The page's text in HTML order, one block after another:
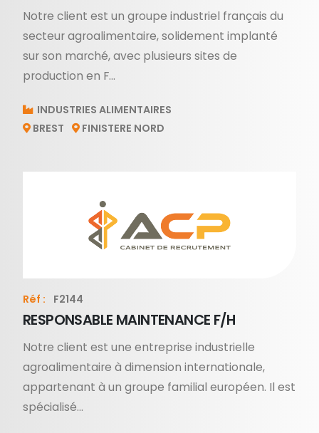
Notre client est un groupe industriel français du
secteur agroalimentaire, solidement implanté
sur son marché, avec plusieurs sites de
production en F...
INDUSTRIES ALIMENTAIRES
BREST
FINISTERE NORD
Réf : F2144
RESPONSABLE MAINTENANCE F/H
Notre client est une entreprise industrielle
agroalimentaire à dimension internationale,
appartenant à un groupe familial européen. Il est
spécialisé...